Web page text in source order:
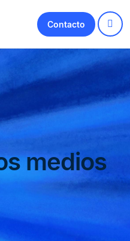
Contacto
medios